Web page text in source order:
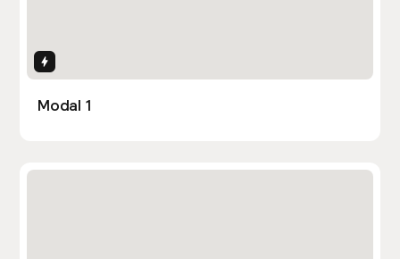
Modal 1